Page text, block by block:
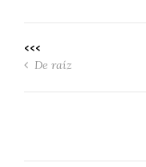
<<<
De raíz